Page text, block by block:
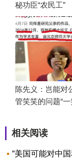
秘功臣“农民工”
陈先义：岂能对
管笑笑的问题“一
相关阅读
“美国可能对中